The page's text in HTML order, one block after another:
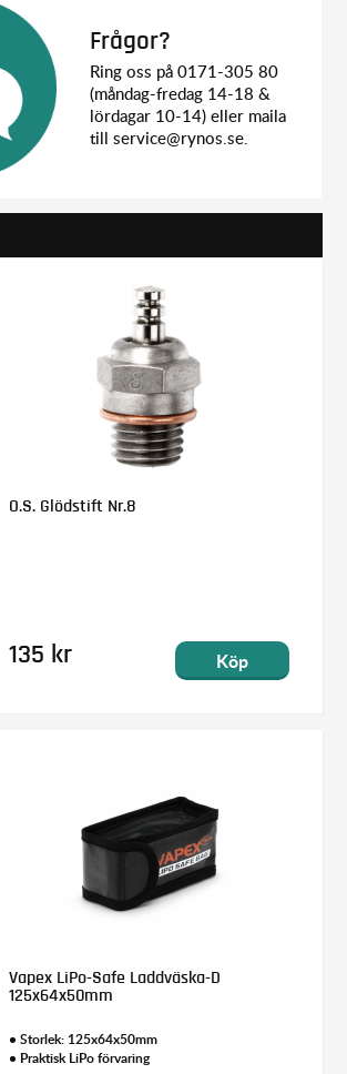
Frågor?
Ring oss på 0171-305 80
(måndag-fredag 14-18 &
lördagar 10-14) eller maila
till service@rynos.se.
O.S. Glödstift Nr.8
135 kr Köp
Vapex LiPo-Safe Laddväska-D
125x64x50mm
• Storlek: 125x64x50mm
• Praktisk LiPo förvaring